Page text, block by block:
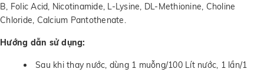
B, Folic Acid, Nicotinamide, L-Lysine, DL-Methionine, Choline
Chloride, Calcium Pantothenate.
Hướng dẫn sử dụng:
Sau khi thay nước, dùng 1 muỗng/100 Lít nước, 1 lần/1